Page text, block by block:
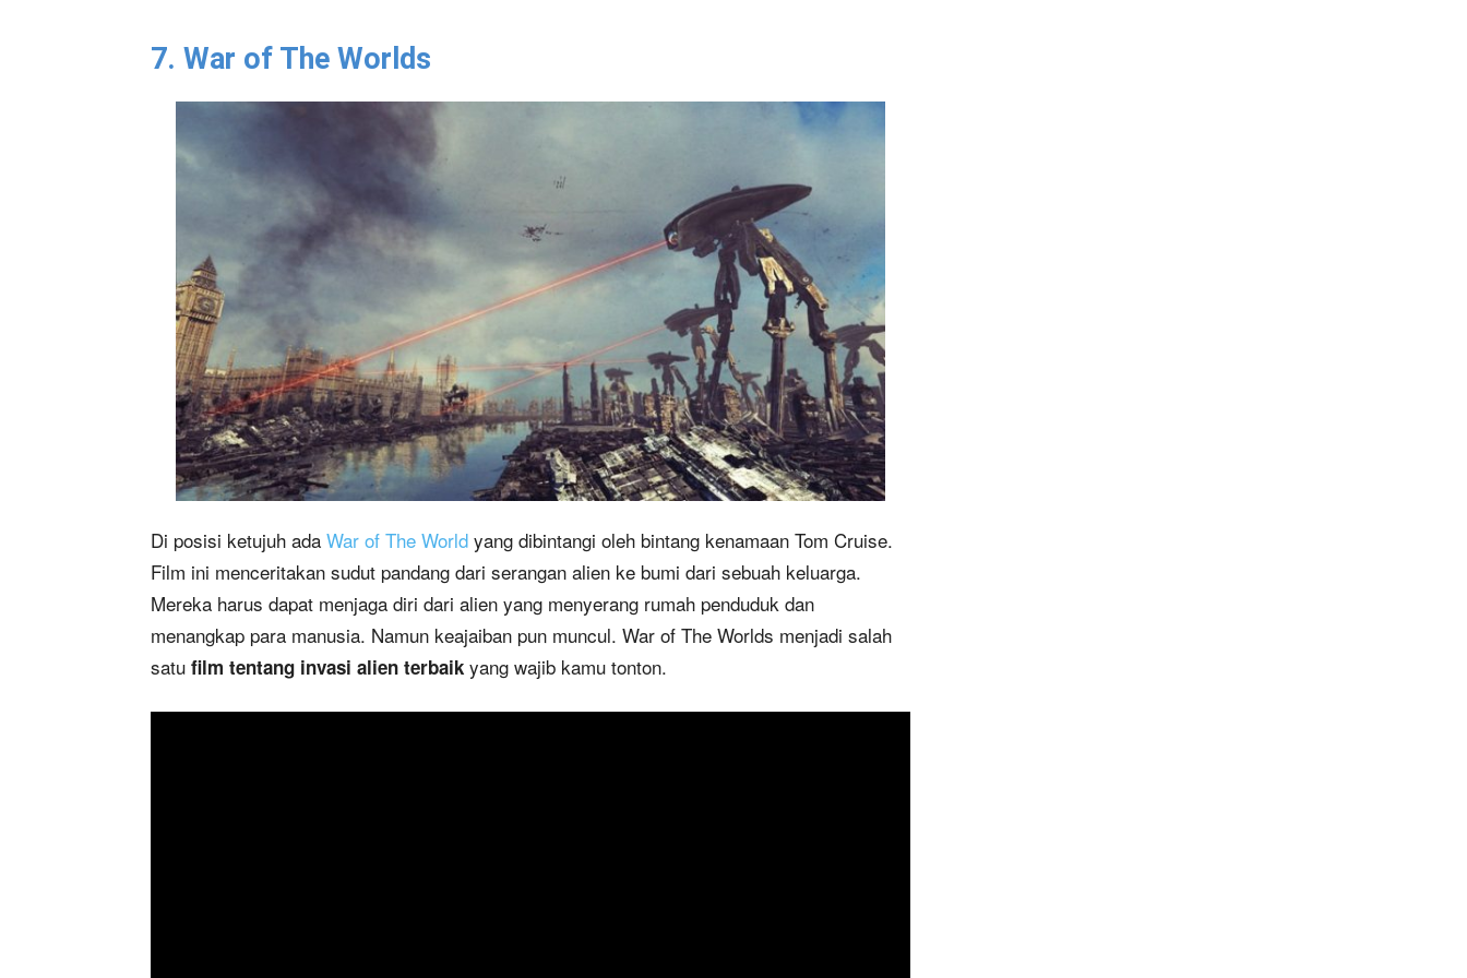
7. War of The Worlds
Di posisi ketujuh ada War of The World yang dibintangi oleh bintang kenamaan Tom Cruise.
Film ini menceritakan sudut pandang dari serangan alien ke bumi dari sebuah keluarga.
Mereka harus dapat menjaga diri dari alien yang menyerang rumah penduduk dan
menangkap para manusia. Namun keajaiban pun muncul. War of The Worlds menjadi salah
satu film tentang invasi alien terbaik yang wajib kamu tonton.